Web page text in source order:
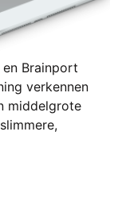
Brainport
verkennen
middelgrote